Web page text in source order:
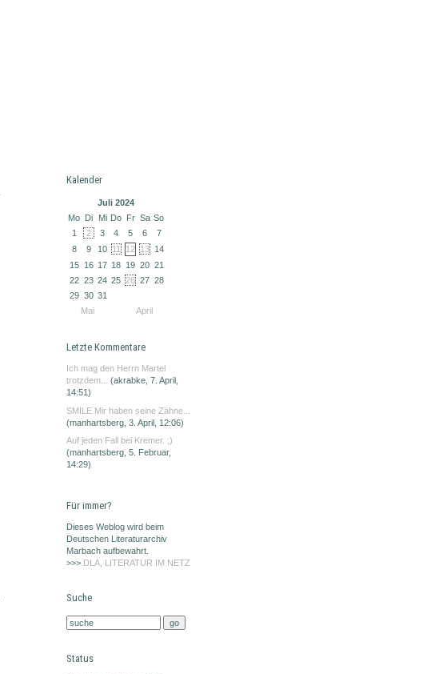
Kalender
Juli 2024
Mo Di Mi Do Fr Sa So
1
2 3 4 5 6
7
8
9 10 11 12 13 14
15
16 17 18 19 20 21
22 23 24 25 26 27 28
29 30 31
Mai
April
Letzte Kommentare
Ich mag den Herrn Martel
trotzdem...
(akrabke, 7. April,
14:51)
SMILE Mir haben seine Zähne...
(manhartsberg, 3. April, 12:06)
Auf jeden Fall bei Kremer. ;)
(manhartsberg, 5. Februar,
14:29)
Für immer?
Dieses Weblog wird beim
Deutschen Literaturarchiv
Marbach aufbewahrt.
>>> DLA, LITERATUR IM NETZ
Suche
Status